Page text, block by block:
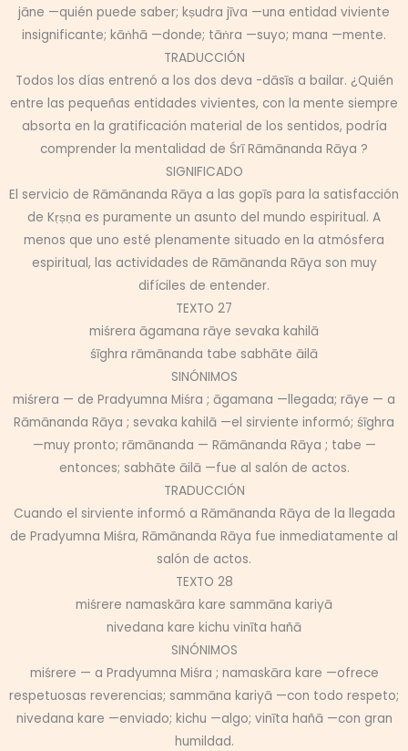
jāne —quién puede saber; kṣudra jīva —una entidad viviente
insignificante; kāṅhā —donde; tāṅra —suyo; mana —mente.
TRADUCCIÓN
Todos los días entrenó a los dos deva -dāsīs a bailar. ¿Quién
entre las pequeñas entidades vivientes, con la mente siempre
absorta en la gratificación material de los sentidos, podría
comprender la mentalidad de Śrī Rāmānanda Rāya ?
SIGNIFICADO
El servicio de Rāmānanda Rāya a las gopīs para la satisfacción
de Kṛṣṇa es puramente un asunto del mundo espiritual. A
menos que uno esté plenamente situado en la atmósfera
espiritual, las actividades de Rāmānanda Rāya son muy
difíciles de entender.
TEXTO 27
miśrera āgamana rāye sevaka kahilā
śīghra rāmānanda tabe sabhāte āilā
SINÓNIMOS
miśrera — de Pradyumna Miśra ; āgamana —llegada; rāye — a
Rāmānanda Rāya ; sevaka kahilā —el sirviente informó; śīghra
—muy pronto; rāmānanda — Rāmānanda Rāya ; tabe —
entonces; sabhāte āilā —fue al salón de actos.
TRADUCCIÓN
Cuando el sirviente informó a Rāmānanda Rāya de la llegada
de Pradyumna Miśra, Rāmānanda Rāya fue inmediatamente al
salón de actos.
TEXTO 28
miśrere namaskāra kare sammāna kariyā
nivedana kare kichu vinīta hañā
SINÓNIMOS
miśrere — a Pradyumna Miśra ; namaskāra kare —ofrece
respetuosas reverencias; sammāna kariyā —con todo respeto;
nivedana kare —enviado; kichu —algo; vinīta hañā —con gran
humildad.